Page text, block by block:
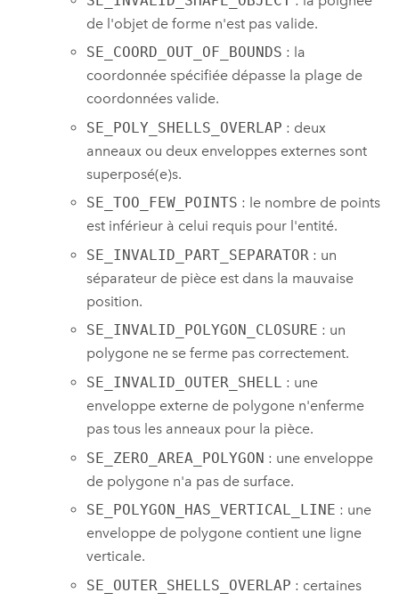
de l'objet de forme n'est pas valide.
SE_COORD_OUT_OF_BOUNDS : la
coordonnée spécifiée dépasse la plage de
coordonnées valide.
SE_POLY_SHELLS_OVERLAP : deux
anneaux ou deux enveloppes externes sont
superposé(e)s.
SE_TOO_FEW_POINTS : le nombre de points
est inférieur à celui requis pour l'entité.
SE_INVALID_PART_SEPARATOR : un
séparateur de pièce est dans la mauvaise
position.
SE_INVALID_POLYGON_CLOSURE : un
polygone ne se ferme pas correctement.
SE_INVALID_OUTER_SHELL : une
enveloppe externe de polygone n'enferme
pas tous les anneaux pour la pièce.
SE_ZERO_AREA_POLYGON : une enveloppe
de polygone n'a pas de surface.
SE_POLYGON_HAS_VERTICAL_LINE : une
enveloppe de polygone contient une ligne
verticale.
SE_OUTER_SHELLS_OVERLAP : certaines